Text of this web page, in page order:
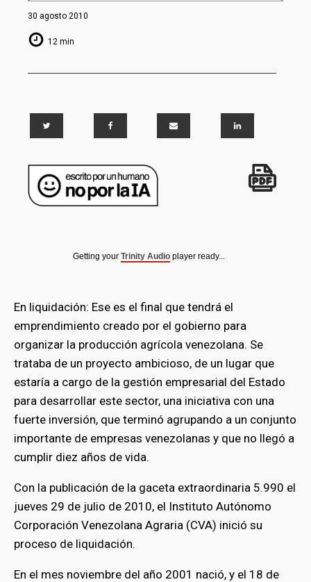
30 agosto 2010
12 min
Getting your Trinity Audio player ready...
En liquidación: Ese es el final que tendrá el
emprendimiento creado por el gobierno para
organizar la producción agrícola venezolana. Se
trataba de un proyecto ambicioso, de un lugar que
estaría a cargo de la gestión empresarial del Estado
para desarrollar este sector, una iniciativa con una
fuerte inversión, que terminó agrupando a un conjunto
importante de empresas venezolanas y que no llegó a
cumplir diez años de vida.
Con la publicación de la gaceta extraordinaria 5.990 el
jueves 29 de julio de 2010, el Instituto Autónomo
Corporación Venezolana Agraria (CVA) inició su
proceso de liquidación.
En el mes noviembre del año 2001 nació, y el 18 de